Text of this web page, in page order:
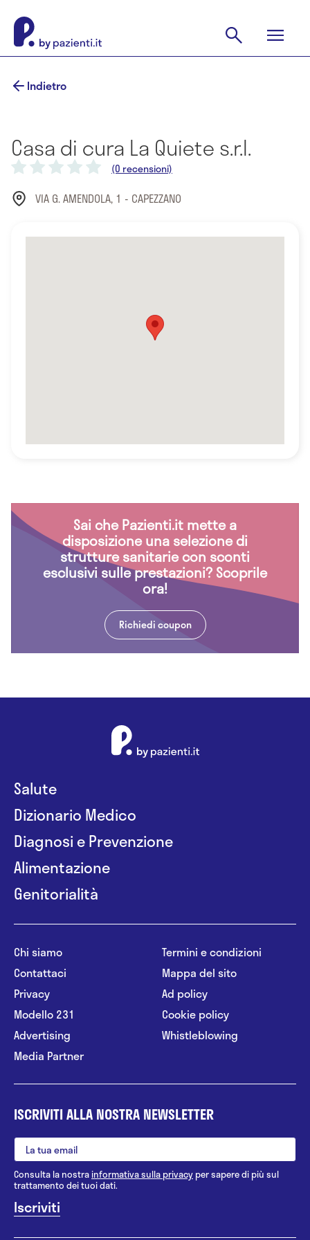
Indietro
Casa di cura La Quiete s.r.l.
(0 recensioni)
VIA G. AMENDOLA, 1 - CAPEZZANO
Sai che Pazienti.it mette a
disposizione una selezione di
strutture sanitarie con sconti
esclusivi sulle prestazioni? Scoprile
ora!
Richiedi coupon
Salute
Dizionario Medico
Diagnosi e Prevenzione
Alimentazione
Genitorialità
Chi siamo
Contattaci
Privacy
Modello 231
Advertising
Media Partner
Termini e condizioni
Mappa del sito
Ad policy
Cookie policy
Whistleblowing
ISCRIVITI ALLA NOSTRA NEWSLETTER
Consulta la nostrainformativa sulla privacy per sapere di più sul
trattamento dei tuoi dati.